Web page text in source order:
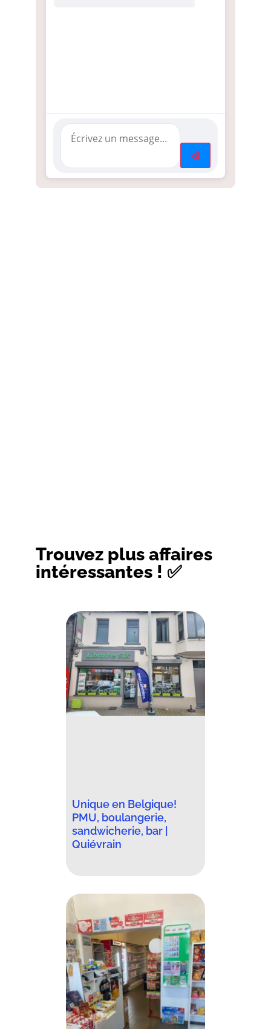
Trouvez plus affaires
intéressantes ! ✅
Unique en Belgique!
PMU, boulangerie,
sandwicherie, bar |
Quiévrain